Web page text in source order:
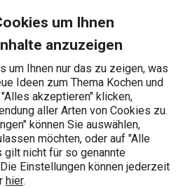
um Ihnen
anzuzeigen
um Ihnen nur das zu zeigen, was
Ideen zum Thema Kochen und
akzeptieren" klicken,
aller Arten von Cookies zu.
können Sie auswählen,
möchten, oder auf "Alle
gilt nicht für so genannte
Einstellungen können jederzeit
hier.